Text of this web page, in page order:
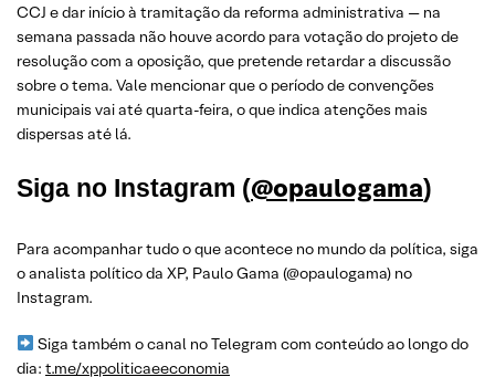
CCJ e dar início à tramitação da reforma administrativa — na
semana passada não houve acordo para votação do projeto de
resolução com a oposição, que pretende retardar a discussão
sobre o tema. Vale mencionar que o período de convenções
municipais vai até quarta-feira, o que indica atenções mais
dispersas até lá.
Siga no Instagram (@opaulogama)
Para acompanhar tudo o que acontece no mundo da política, siga
o analista político da XP, Paulo Gama (@opaulogama) no
Instagram.
Siga também o canal no Telegram com conteúdo ao longo do
dia: t.me/xppoliticaeeconomia